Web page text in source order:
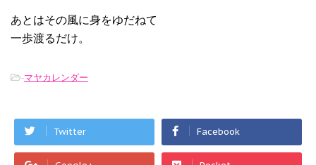
あとはその風に身をゆだねて
一歩渡るだけ。
-マヤカレンダー
Twitter Facebook